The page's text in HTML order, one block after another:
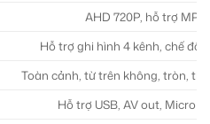
AHD 720P, hỗ trợ MP4
Hỗ trợ ghi hình 4 kênh, chế độ
Toàn cảnh, từ trên không, tròn,
Hỗ trợ USB, AV out, Micro